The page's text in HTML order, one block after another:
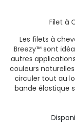
Filet à
Les filets à
Breezy™ sont
autres
couleurs
circuler tout au
bande élastique